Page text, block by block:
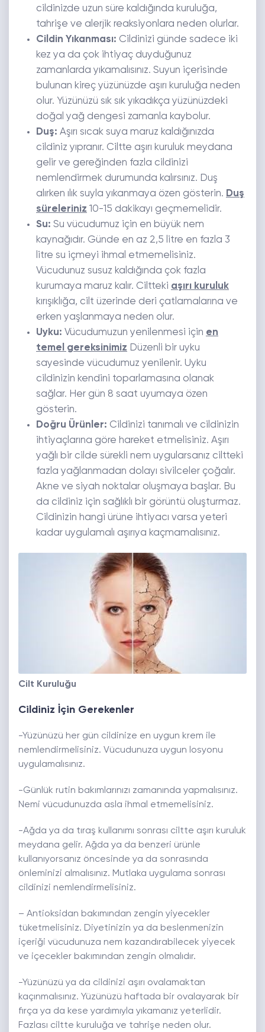
cildinizde uzun süre kaldığında kuruluğa,
tahrişe ve alerjik reaksiyonlara neden olurlar.
Cildin Yıkanması: Cildinizi günde sadece iki
kez ya da çok ihtiyaç duyduğunuz
zamanlarda yıkamalısınız. Suyun içerisinde
bulunan kireç yüzünüzde aşırı kuruluğa neden
olur. Yüzünüzü sık sık yıkadıkça yüzünüzdeki
doğal yağ dengesi zamanla kaybolur.
Duş: Aşırı sıcak suya maruz kaldığınızda
cildiniz yıpranır. Ciltte aşırı kuruluk meydana
gelir ve gereğinden fazla cildinizi
nemlendirmek durumunda kalırsınız. Duş
alırken ılık suyla yıkanmaya özen gösterin. Duş
süreleriniz 10-15 dakikayı geçmemelidir.
Su: Su vücudumuz için en büyük nem
kaynağıdır. Günde en az 2,5 litre en fazla 3
litre su içmeyi ihmal etmemelisiniz.
Vücudunuz susuz kaldığında çok fazla
kurumaya maruz kalır. Ciltteki aşırı kuruluk
kırışıklığa, cilt üzerinde deri çatlamalarına ve
erken yaşlanmaya neden olur.
Uyku: Vücudumuzun yenilenmesi için en
temel gereksinimiz Düzenli bir uyku
sayesinde vücudumuz yenilenir. Uyku
cildinizin kendini toparlamasına olanak
sağlar. Her gün 8 saat uyumaya özen
gösterin.
Doğru Ürünler: Cildinizi tanımalı ve cildinizin
ihtiyaçlarına göre hareket etmelisiniz. Aşırı
yağlı bir cilde sürekli nem uygularsanız ciltteki
fazla yağlanmadan dolayı sivilceler çoğalır.
Akne ve siyah noktalar oluşmaya başlar. Bu
da cildiniz için sağlıklı bir görüntü oluşturmaz.
Cildinizin hangi ürüne ihtiyacı varsa yeteri
kadar uygulamalı aşırıya kaçmamalısınız.
Cilt Kuruluğu
Cildiniz İçin Gerekenler
-Yüzünüzü her gün cildinize en uygun krem ile
nemlendirmelisiniz. Vücudunuza uygun losyonu
uygulamalısınız.
-Günlük rutin bakımlarınızı zamanında yapmalısınız.
Nemi vücudunuzda asla ihmal etmemelisiniz.
-Ağda ya da tıraş kullanımı sonrası ciltte aşırı kuruluk
meydana gelir. Ağda ya da benzeri ürünle
kullanıyorsanız öncesinde ya da sonrasında
önleminizi almalısınız. Mutlaka uygulama sonrası
cildinizi nemlendirmelisiniz.
– Antioksidan bakımından zengin yiyecekler
tüketmelisiniz. Diyetinizin ya da beslenmenizin
içeriği vücudunuza nem kazandırabilecek yiyecek
ve içecekler bakımından zengin olmalıdır.
-Yüzünüzü ya da cildinizi aşırı ovalamaktan
kaçınmalısınız. Yüzünüzü haftada bir ovalayarak bir
fırça ya da kese yardımıyla yıkamanız yeterlidir.
Fazlası ciltte kuruluğa ve tahrişe neden olur.